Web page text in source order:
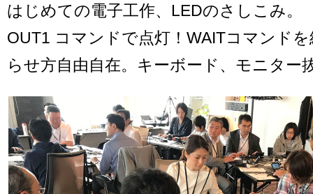
はじめての電子工作、LEDのさしこみ。
OUT1 コマンドで点灯！WAITコマンド
らせ方自由自在。キーボード、モニター